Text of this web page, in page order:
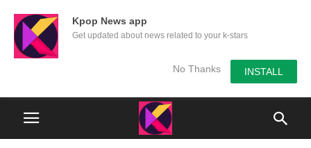
Kpop News app
Get updated about news related to your k-stars
No Thanks INSTALL